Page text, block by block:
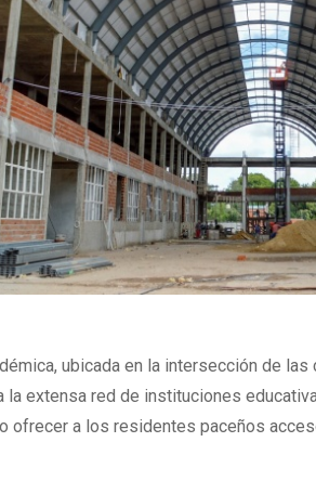
ubicada en la intersección de las
la extensa red de instituciones
ofrecer a los residentes paceños